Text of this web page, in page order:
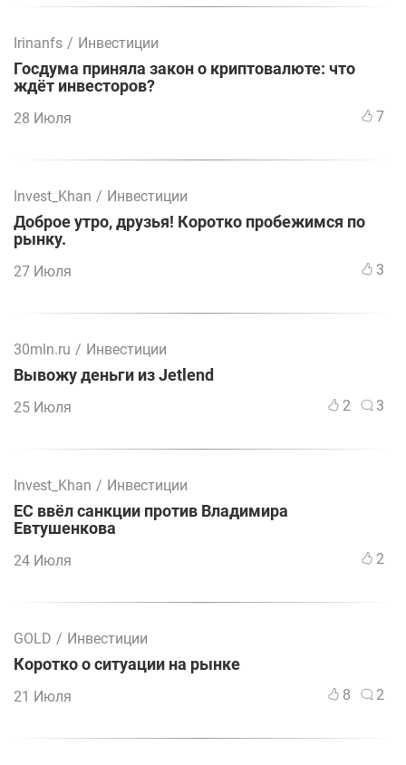
Irinanfs / Инвестиции
Госдума приняла закон о криптовалюте: что
ждёт инвесторов?
28 Июля 7
Invest_Khan / Инвестиции
Доброе утро, друзья! Коротко пробежимся по
рынку.
27 Июля 3
30mln.ru / Инвестиции
Вывожу деньги из Jetlend
25 Июля 2 3
Invest_Khan / Инвестиции
ЕС ввёл санкции против Владимира
Евтушенкова
24 Июля 2
GOLD / Инвестиции
Коротко о ситуации на рынке
21 Июля 8 2